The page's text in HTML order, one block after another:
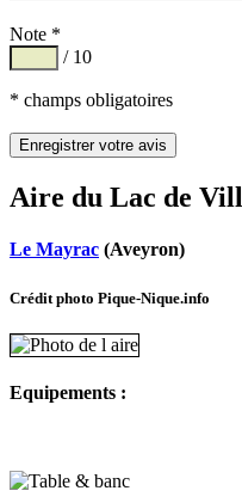
Note *
/ 10
* champs obligatoires
Aire du Lac de
Le Mayrac (Aveyron)
Crédit photo Pique-Nique.info
Equipements :